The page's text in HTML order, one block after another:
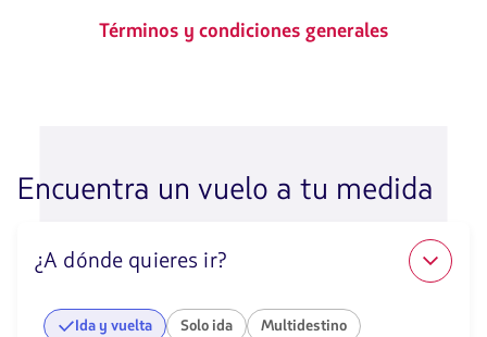
Términos y condiciones generales
Encuentra un vuelo a tu medida
¿A dónde quieres ir?
Ida y vuelta Solo ida Multidestino